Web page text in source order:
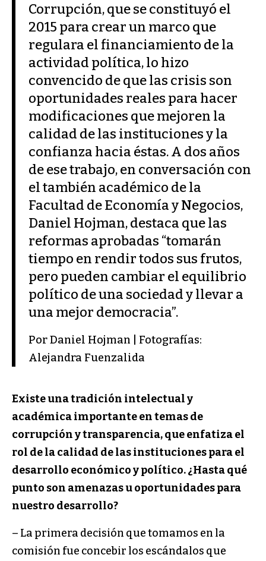
Corrupción, que se constituyó el
2015 para crear un marco que
regulara el financiamiento de la
actividad política, lo hizo
convencido de que las crisis son
oportunidades reales para hacer
modificaciones que mejoren la
calidad de las instituciones y la
confianza hacia éstas. A dos años
de ese trabajo, en conversación con
el también académico de la
Facultad de Economía y Negocios,
Daniel Hojman, destaca que las
reformas aprobadas “tomarán
tiempo en rendir todos sus frutos,
pero pueden cambiar el equilibrio
político de una sociedad y llevar a
una mejor democracia”.
Por Daniel Hojman | Fotografías:
Alejandra Fuenzalida
Existe una tradición intelectual y
académica importante en temas de
corrupción y transparencia, que enfatiza el
rol de la calidad de las instituciones para el
desarrollo económico y político. ¿Hasta qué
punto son amenazas u oportunidades para
nuestro desarrollo?
– La primera decisión que tomamos en la
comisión fue concebir los escándalos que